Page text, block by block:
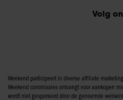
Volg
Weekend participeert in diverse affiliate
Weekend commissies ontvangt voor aankopen
wordt niet gesponsord door de genoemde